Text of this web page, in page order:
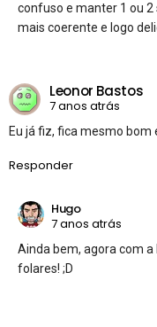
confuso e manter 1 ou
mais coerente e logo
Leonor Bastos
7 anos atrás
Eu já fiz, fica mesmo bom
Responder
Hugo
7 anos atrás
Ainda bem, agora com a
folares! ;D